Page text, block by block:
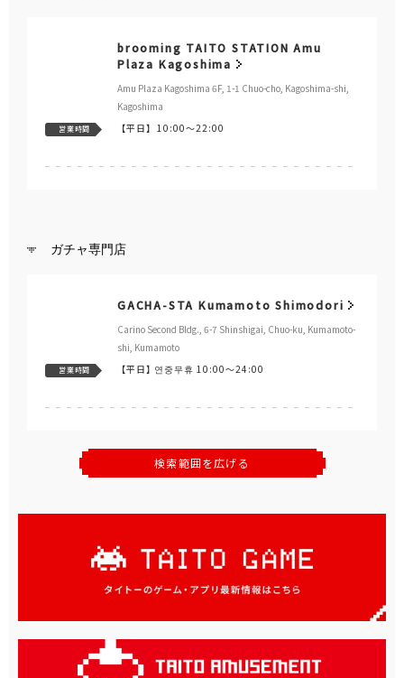
brooming TAITO STATION Amu
Plaza Kagoshima
Amu Plaza Kagoshima 6F, 1-1 Chuo-cho, Kagoshima-shi,
Kagoshima
営業時間 【平日】 10:00～22:00
ガチャ専門店
GACHA-STA Kumamoto Shimodori
Carino Second Bldg., 6-7 Shinshigai, Chuo-ku, Kumamoto-
shi, Kumamoto
営業時間 【平日】 연중무휴 10:00～24:00
検索範囲を広げる